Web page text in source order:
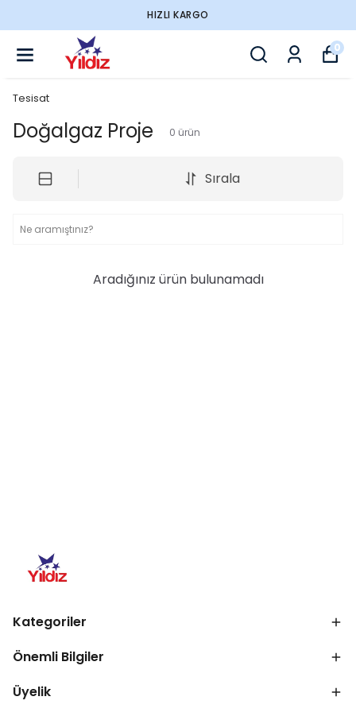
HIZLI KARGO
0
Tesisat
Doğalgaz Proje 0 ürün
Sırala
Aradığınız ürün bulunamadı
Kategoriler
Önemli Bilgiler
Üyelik